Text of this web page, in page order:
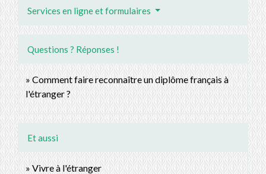
Services en ligne et formulaires
Questions ? Réponses !
Comment faire reconnaître un diplôme français à
l'étranger ?
Et aussi
Vivre à l'étranger